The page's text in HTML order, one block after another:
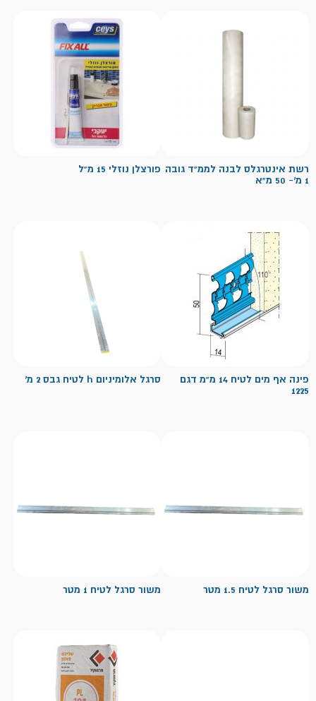
רשת אינטרגלס לבנה לממ"ד גובה
1 מ'- 50 מ"א
פורצלן נוזלי 15 מ"ל
פינה אף מים לטיח 14 מ"מ דגם
1225
סרגל אלומיניום h לטיח גבס 2 מ'
משור סרגל לטיח 1.5 מטר משור סרגל לטיח 1 מטר